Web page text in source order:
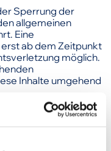
Sperrung der
allgemeinen
Eine
ab dem Zeitpunkt
möglich.
Inhalte umgehend